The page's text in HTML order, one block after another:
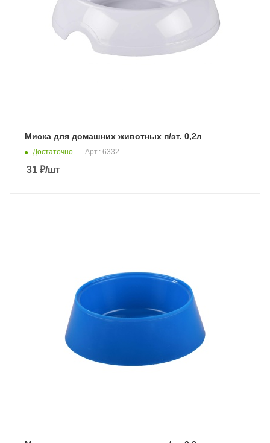
Миска для домашних животных п/эт. 0,2л
Достаточно Арт.: 6332
31 ₽/шт